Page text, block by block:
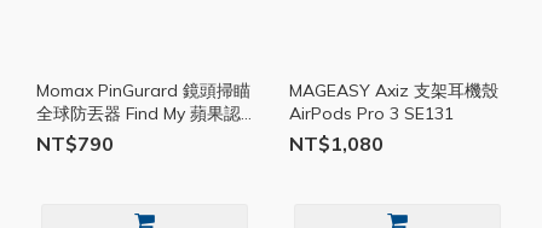
Momax PinGurard 鏡頭掃瞄
全球防丟器 Find My 蘋果認
證 MOM001
NT$790
MAGEASY Axiz 支架耳機殼
AirPods Pro 3 SE131
NT$1,080